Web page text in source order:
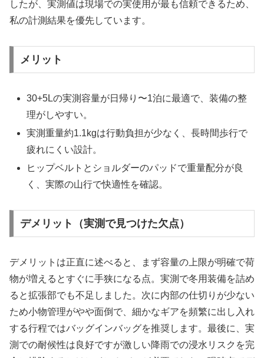
したが、実測値は現場での実使用が最も信頼できるため、
私の計測結果を優先しています。
メリット
30+5Lの実測容量が日帰り〜1泊に最適で、装備の整
理がしやすい。
実測重量約1.1kgは行動負担が少なく、長時間歩行で
疲れにくい設計。
ヒップベルトとショルダーのパッドで重量配分が良
く、実際の山行で快適性を確認。
デメリット（実測で見つけた欠点）
デメリットは正直に述べると、まず容量の上限が明確で荷
物が増えるとすぐに手狭になる点。実測で冬用装備を詰め
ると拡張部でも不足しました。次に内部の仕切りが少ない
ため小物管理がやや面倒で、細かなギアを頻繁に出し入れ
する行程ではバッグインバッグを推奨します。最後に、実
測での耐候性は良好ですが激しい降雨での浸水リスクを完